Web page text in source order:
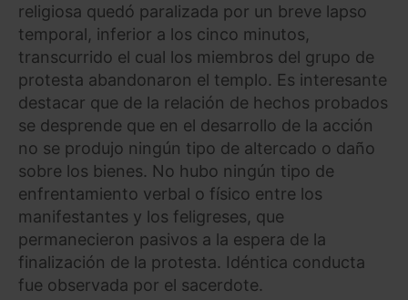
religiosa quedó paralizada por un breve lapso
temporal, inferior a los cinco minutos,
transcurrido el cual los miembros del grupo de
protesta abandonaron el templo. Es interesante
destacar que de la relación de hechos probados
se desprende que en el desarrollo de la acción
no se produjo ningún tipo de altercado o daño
sobre los bienes. No hubo ningún tipo de
enfrentamiento verbal o físico entre los
manifestantes y los feligreses, que
permanecieron pasivos a la espera de la
finalización de la protesta. Idéntica conducta
fue observada por el sacerdote.